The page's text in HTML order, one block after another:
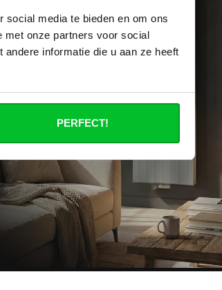
media te bieden en om ons
met onze partners voor social
informatie die u aan ze heeft
PERFECT!